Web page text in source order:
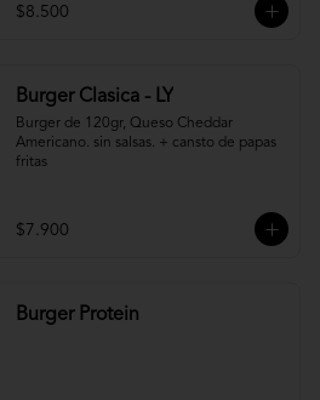
$8.500
Burger Clasica - LY
Burger de 120gr, Queso Cheddar
Americano. sin salsas. + cansto de papas
fritas
$7.900
Burger Protein